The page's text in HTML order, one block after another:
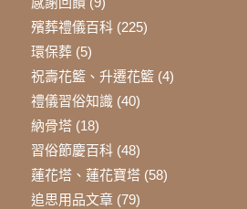
殯葬禮儀百科(225)
環保葬(5)
祝壽花籃、升遷花籃(4)
禮儀習俗知識(40)
納骨塔(18)
習俗節慶百科(48)
蓮花塔、蓮花寶塔(58)
追思用品文章(79)